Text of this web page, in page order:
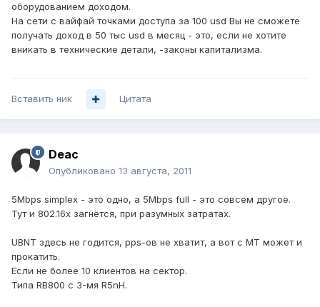
оборудованием доходом.
На сети с вайфай точками доступа за 100 usd Вы не сможете
получать доход в 50 тыс usd в месяц - это, если не хотите
вникать в технические детали, -законы капитализма.
Вставить ник Цитата
Deac
Опубликовано 13 августа, 2011
5Mbps simplex - это одно, а 5Mbps full - это совсем другое.
Тут и 802.16x загнётся, при разумных затратах.
UBNT здесь не годится, pps-ов не хватит, а вот с MT может и
прокатить.
Если не более 10 клиентов на сектор.
Типа RB800 с 3-мя R5nH.